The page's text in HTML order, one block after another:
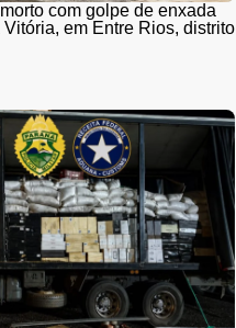
com golpe de enxada
em Entre Rios, distrito